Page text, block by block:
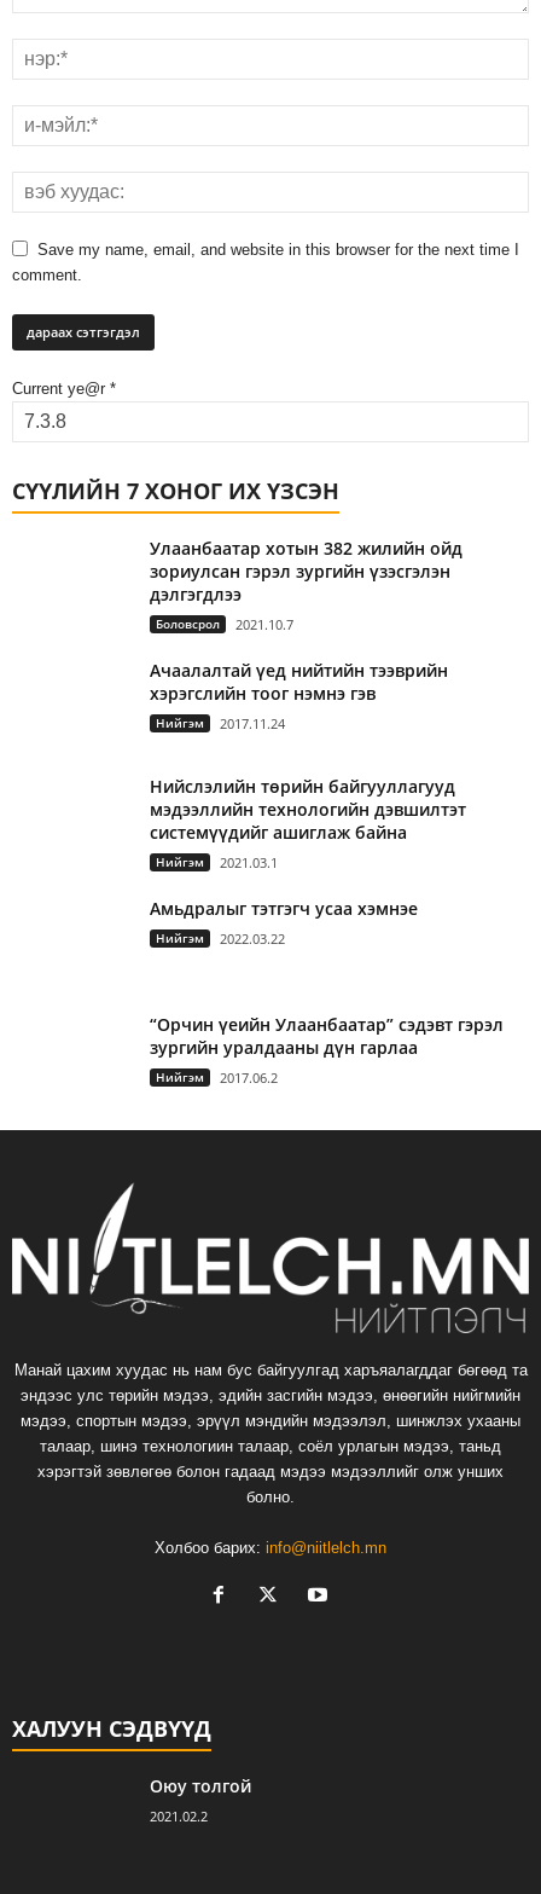
Save my name, email, and website in this browser for the next time I
comment.
Current ye@r *
СҮҮЛИЙН 7 ХОНОГ ИХ ҮЗСЭН
Улаанбаатар хотын 382 жилийн ойд
зориулсан гэрэл зургийн үзэсгэлэн
дэлгэгдлээ
Боловсрол 2021.10.7
Ачаалалтай үед нийтийн тээврийн
хэрэгслийн тоог нэмнэ гэв
Нийгэм 2017.11.24
Нийслэлийн төрийн байгууллагууд
мэдээллийн технологийн дэвшилтэт
системүүдийг ашиглаж байна
Нийгэм 2021.03.1
Амьдралыг тэтгэгч усаа хэмнэе
Нийгэм 2022.03.22
“Орчин үеийн Улаанбаатар” сэдэвт гэрэл
зургийн уралдааны дүн гарлаа
Нийгэм 2017.06.2
Манай цахим хуудас нь нам бус байгуулгад харъяалагддаг бөгөөд та
эндээс улс төрийн мэдээ, эдийн засгийн мэдээ, өнөөгийн нийгмийн
мэдээ, спортын мэдээ, эрүүл мэндийн мэдээлэл, шинжлэх ухааны
талаар, шинэ технологиин талаар, соёл урлагын мэдээ, таньд
хэрэгтэй зөвлөгөө болон гадаад мэдээ мэдээллийг олж унших
болно.
Холбоо барих: info@niitlelch.mn
ХАЛУУН СЭДВҮҮД
Оюу толгой
2021.02.2